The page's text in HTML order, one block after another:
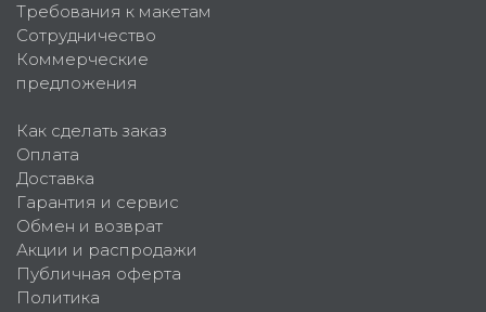
Требования к макетам
Сотрудничество
Коммерческие
предложения
Как сделать заказ
Оплата
Доставка
Гарантия и сервис
Обмен и возврат
Акции и распродажи
Публичная оферта
Политика